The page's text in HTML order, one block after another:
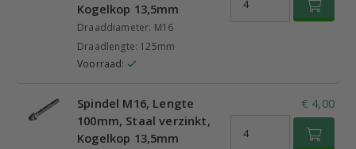
Kogelkop 13,5mm
Draaddiameter: M16
Draadlengte: 125mm
Voorraad:
Spindel M16, Lengte
100mm, Staal verzinkt,
Kogelkop 13,5mm
€ 4,00